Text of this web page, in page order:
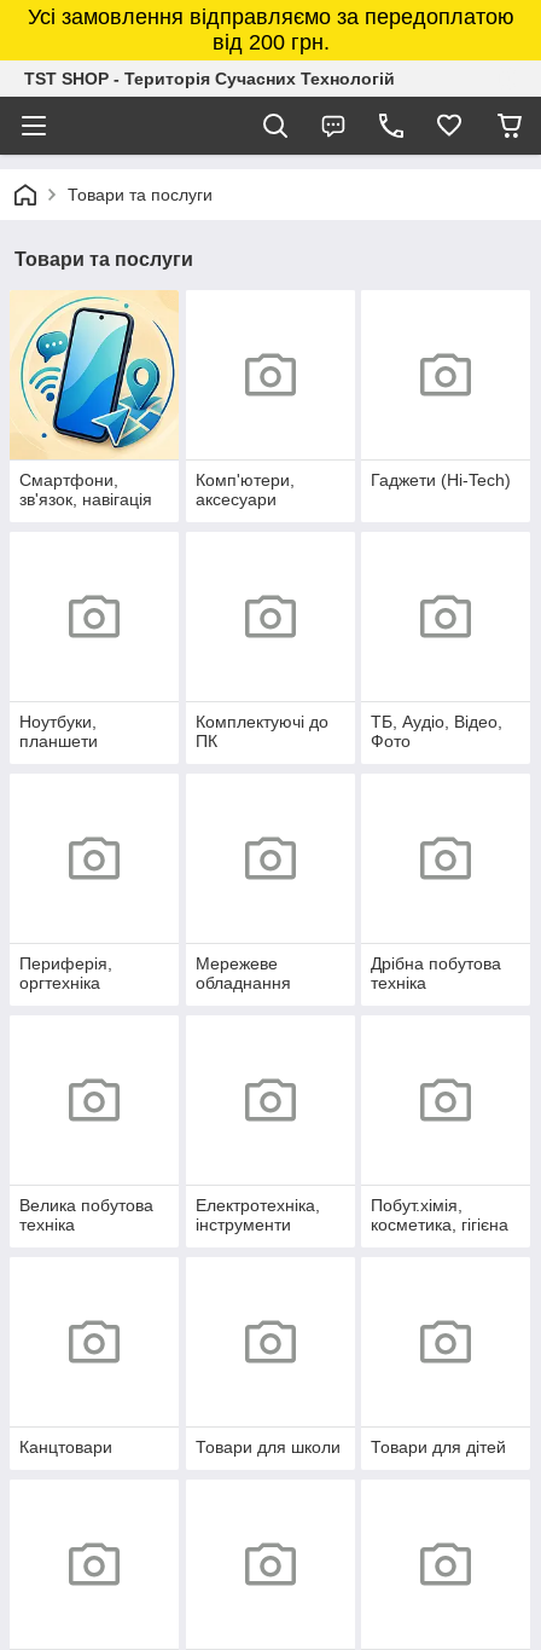
Усі замовлення відправляємо за передоплатою
від 200 грн.
TST SHOP - Територія Сучасних Технологій
Товари та послуги
Товари та послуги
Смартфони,
зв'язок, навігація
Комп'ютери,
аксесуари
Гаджети (Hi-Tech)
Ноутбуки,
планшети
Комплектуючі до
ПК
ТБ, Аудіо, Відео,
Фото
Периферія,
оргтехніка
Мережеве
обладнання
Дрібна побутова
техніка
Велика побутова
техніка
Електротехніка,
інструменти
Побут.хімія,
косметика, гігієна
Канцтовари Товари для школи Товари для дітей